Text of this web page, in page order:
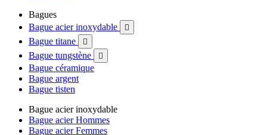
Bagues
Bague acier inoxydable

Bague titane 
Bague tungstène 
Bague céramique
Bague argent
Bague tisten
Bague acier inoxydable
Bague acier Hommes
Bague acier Femmes